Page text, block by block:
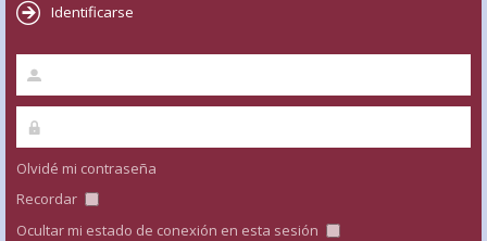
Identificarse
Olvidé mi contraseña
Recordar
Ocultar mi estado de conexión en esta sesión